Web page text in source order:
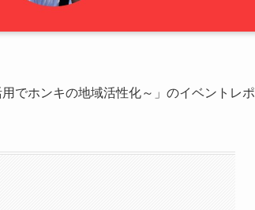
でホンキの地域活性化～」のイベントレポ